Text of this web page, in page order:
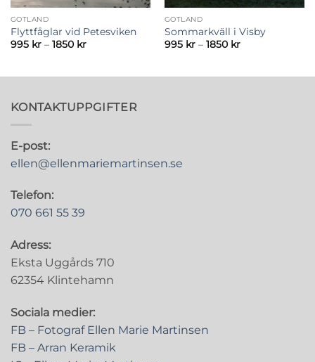
GOTLAND
Flyttfåglar vid Petesviken
995 kr – 1850 krPrisintervall:
GOTLAND
Sommarkväll i Visby
995 kr – 1850 krPrisintervall:
KONTAKTUPPGIFTER
E-post:
ellen@ellenmariemartinsen.se
Telefon:
070 661 55 39
Adress:
Eksta Uggårds 710
62354 Klintehamn
Sociala medier:
FB – Fotograf Ellen Marie Martinsen
FB – Arran Keramik